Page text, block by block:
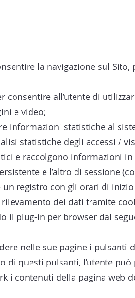
la navigazione sul Sito,
consentire all’utente di
e video;
informazioni statistiche al
statistiche degli accessi /
e raccolgono informazioni
e l’altro di sessione
un registro con gli orari di
dei dati tramite
il plug-in per browser dal
nelle sue pagine i pulsanti
di questi pulsanti, l’utente
i contenuti della pagina web